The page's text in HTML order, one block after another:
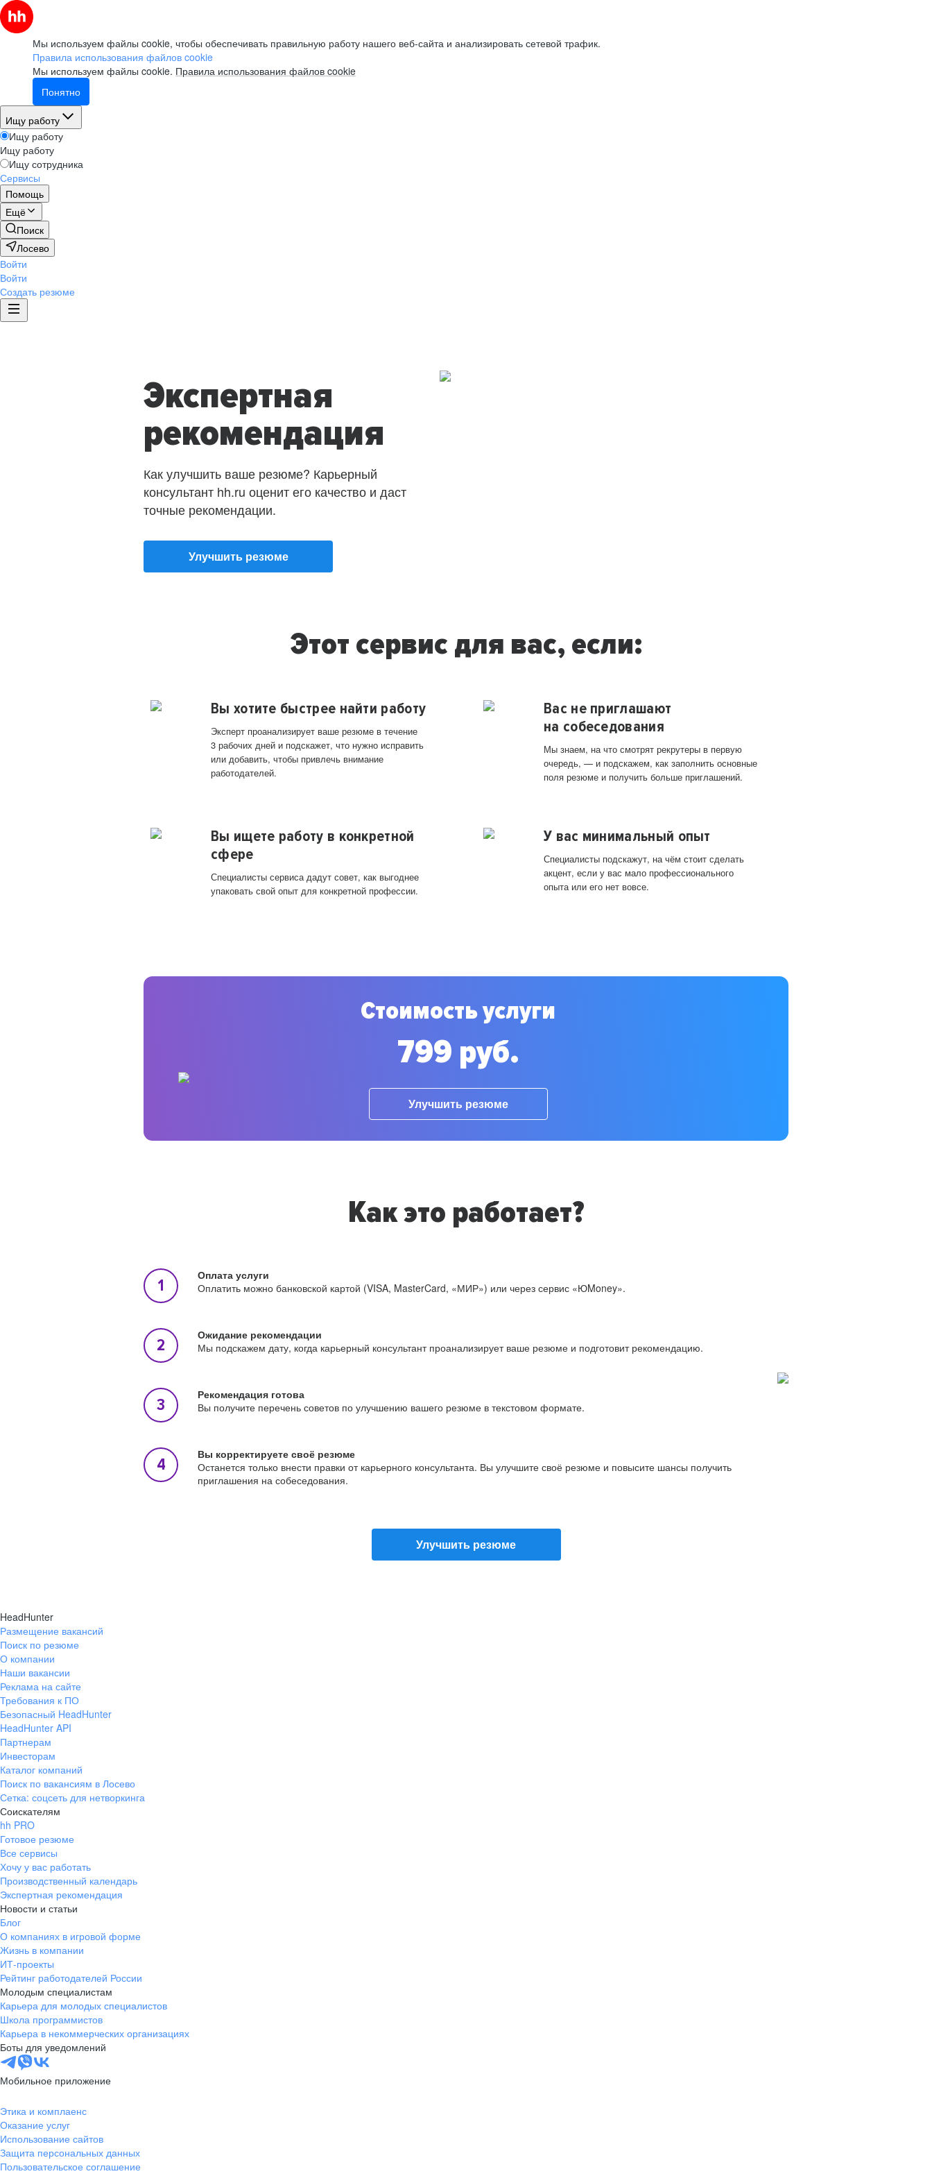
Мы используем файлы cookie, чтобы обеспечивать правильную работу нашего веб-сайта и анализировать сетевой трафик.
Правила использования файлов cookie
Мы используем файлы cookie. Правила использования файлов cookie
Понятно
Ищу работу
Ищу работу
Ищу работу
Ищу сотрудника
Сервисы
Помощь
Ещё
Поиск
Лосево
Войти
Войти
Создать резюме
Экспертная
рекомендация
Как улучшить ваше резюме? Карьерный
консультант hh.ru оценит его качество и даст
точные рекомендации.
Улучшить резюме
Этот сервис для вас, если:
Вы хотите быстрее найти работу
Эксперт проанализирует ваше резюме в течение
3 рабочих дней и подскажет, что нужно исправить
или добавить, чтобы привлечь внимание
работодателей.
Вас не приглашают
на собеседования
Мы знаем, на что смотрят рекрутеры в первую
очередь, — и подскажем, как заполнить основные
поля резюме и получить больше приглашений.
Вы ищете работу в конкретной
сфере
Специалисты сервиса дадут совет, как выгоднее
упаковать свой опыт для конкретной профессии.
У вас минимальный опыт
Специалисты подскажут, на чём стоит сделать
акцент, если у вас мало профессионального
опыта или его нет вовсе.
Стоимость услуги
799 руб.
Улучшить резюме
Как это работает?
Оплата услуги
Оплатить можно банковской картой (VISA, MasterCard, «МИР») или через сервис «ЮMoney».
Ожидание рекомендации
Мы подскажем дату, когда карьерный консультант проанализирует ваше резюме и подготовит рекомендацию.
Рекомендация готова
Вы получите перечень советов по улучшению вашего резюме в текстовом формате.
Вы корректируете своё резюме
Останется только внести правки от карьерного консультанта. Вы улучшите своё резюме и повысите шансы получить
приглашения на собеседования.
Улучшить резюме
HeadHunter
Размещение вакансий
Поиск по резюме
О компании
Наши вакансии
Реклама на сайте
Требования к ПО
Безопасный HeadHunter
HeadHunter API
Партнерам
Инвесторам
Каталог компаний
Поиск по вакансиям в Лосево
Сетка: соцсеть для нетворкинга
Соискателям
hh PRO
Готовое резюме
Все сервисы
Хочу у вас работать
Производственный календарь
Экспертная рекомендация
Новости и статьи
Блог
О компаниях в игровой форме
Жизнь в компании
ИТ-проекты
Рейтинг работодателей России
Молодым специалистам
Карьера для молодых специалистов
Школа программистов
Карьера в некоммерческих организациях
Боты для уведомлений
Мобильное приложение
Этика и комплаенс
Оказание услуг
Использование сайтов
Защита персональных данных
Пользовательское соглашение